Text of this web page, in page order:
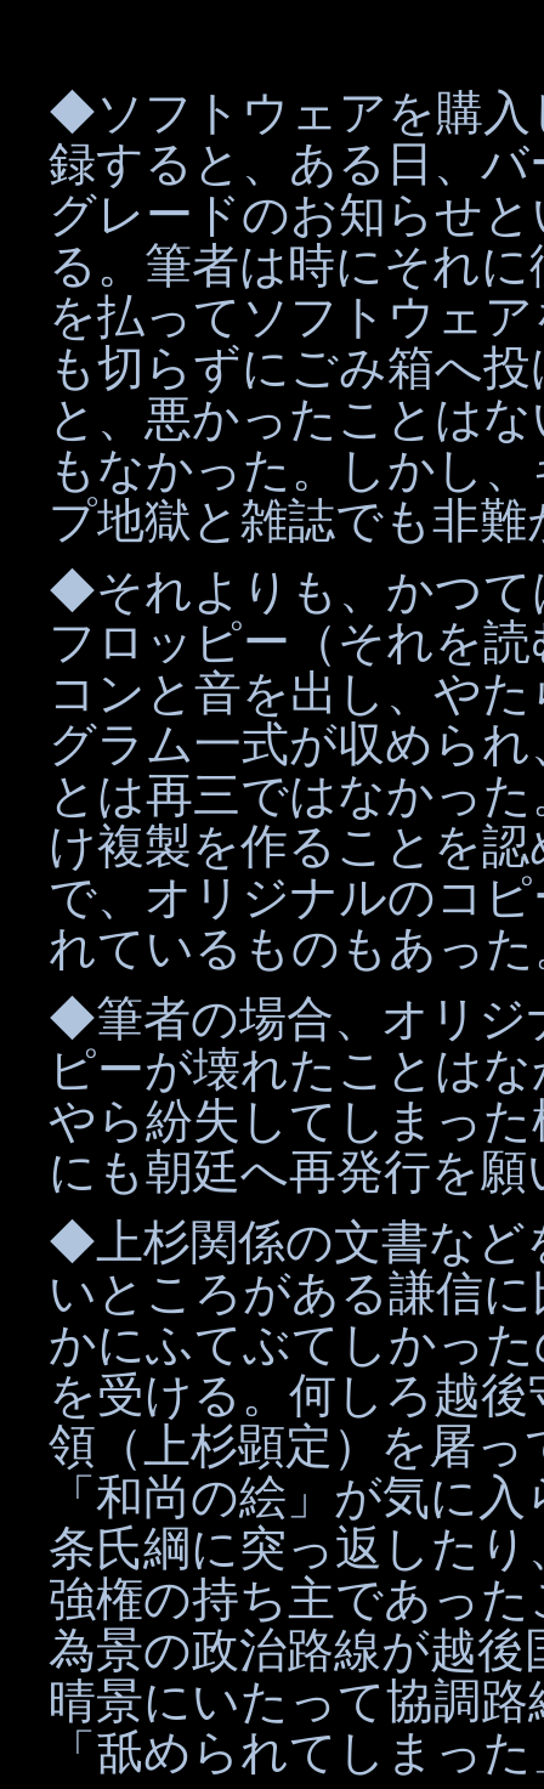
◆ソフトウェアを購入
録すると、ある日、
グレードのお知らせ
る。筆者は時にそれ
を払ってソフトウェ
も切らずにごみ箱へ
と、悪かったことは
もなかった。しかし
プ地獄と雑誌でも非
◆それよりも、かつて
フロッピー（それを
コンと音を出し、や
グラム一式が収めら
とは再三ではなかっ
け複製を作ることを
で、オリジナルのコ
れているものもあった
◆筆者の場合、オリジ
ピーが壊れたことは
やら紛失してしまっ
にも朝廷へ再発行を願
◆上杉関係の文書など
いところがある謙信
かにふてぶてしかっ
を受ける。何しろ越
領（上杉顕定）を屠
「和尚の絵」が気に
条氏綱に突っ返した
強権の持ち主であっ
為景の政治路線が越
晴景にいたって協調
「舐められてしまっ